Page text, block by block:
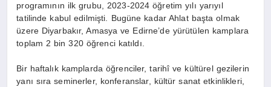
programının ilk grubu, 2023-2024 öğretim yılı yarıyıl
tatilinde kabul edilmişti. Bugüne kadar Ahlat başta olmak
üzere Diyarbakır, Amasya ve Edirne’de yürütülen kamplara
toplam 2 bin 320 öğrenci katıldı.
Bir haftalık kamplarda öğrenciler, tarihî ve kültürel gezilerin
yanı sıra seminerler, konferanslar, kültür sanat etkinlikleri,